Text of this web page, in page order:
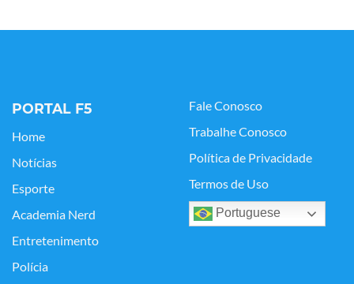
PORTAL F5
Home
Notícias
Esporte
Academia Nerd
Entretenimento
Polícia
Fale Conosco
Trabalhe Conosco
Política de Privacidade
Termos de Uso
Portuguese